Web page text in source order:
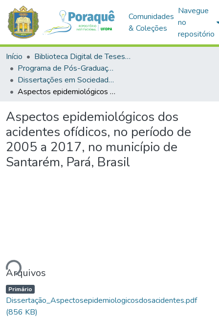
Comunidades
& Coleções
Navegue
no
repositório
Início
Biblioteca Digital de Teses e Dissertações (BDTD)
Programa de Pós-Graduação em Sociedade, Ambiente e Qualidade de Vida (PPGSAQ)
Dissertações em Sociedade, Ambiente e Qualidade de Vida (Mestrado)
Aspectos epidemiológicos dos acidentes ofídicos, no período de 2005 a 2017, no município de Santarém, Pará, Brasil
Aspectos epidemiológicos dos
acidentes ofídicos, no período de
2005 a 2017, no município de
Santarém, Pará, Brasil
Arquivos
Primário
Dissertação_Aspectosepidemiologicosdosacidentes.pdf
(856 KB)